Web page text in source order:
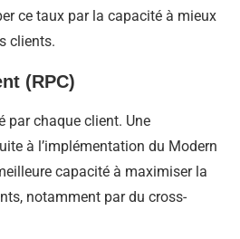
ce taux par la capacité à mieux
clients.
(RPC)
par chaque client. Une
à l’implémentation du Modern
capacité à maximiser la
notamment par du cross-